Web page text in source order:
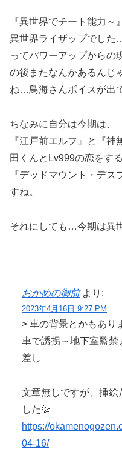
『異世界でチート能力～』
異世界ライザップでした
ってパワーアップからの
の後またなんかあるんじ
ね…鳥海さんボイスが出
ちなみに自分は今期は、
『江戸前エルフ』と『
田くんとLv999の恋をす
『デッドマウント・デス
すね。
それにしても…今期は異
おかめの御前 より:
2023年4月16日 9:27 PM
> 車の背景とかもあり
車で誘拐～地下室監禁
差し
文章無しですが、挿絵
した💦
https://
04-16/